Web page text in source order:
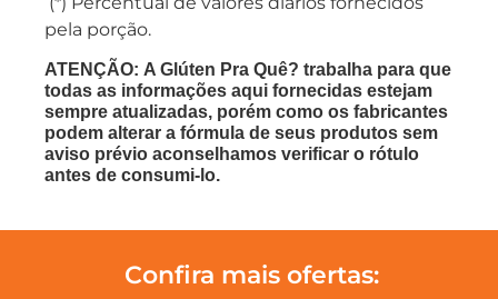
pela porção.
ATENÇÃO: A Glúten Pra Quê? trabalha para que
todas as informações aqui fornecidas estejam
sempre atualizadas, porém como os fabricantes
podem alterar a fórmula de seus produtos sem
aviso prévio aconselhamos verificar o rótulo
antes de consumi-lo.
Confira mais ofertas: